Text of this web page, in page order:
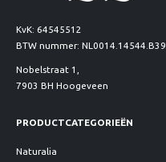
KvK: 64545512
BTW nummer: NL0014.14544.B39
Nobelstraat 1,
7903 BH Hoogeveen
PRODUCTCATEGORIEËN
Naturalia